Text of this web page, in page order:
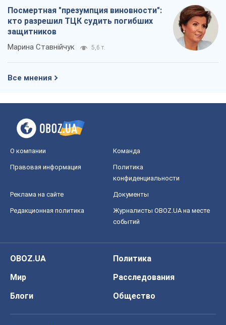
Посмертная "презумпция виновности":
кто разрешил ТЦК судить погибших
защитников
Марина Ставнійчук 5,6 т.
Все мнения
О компании Команда
Правовая информация
Политика
конфиденциальности
Реклама на сайте Документы
Редакционная политика
Журналисты OBOZ.UA на месте
событий
OBOZ.UA
Политика
Мир
Расследования
Блоги
Общество